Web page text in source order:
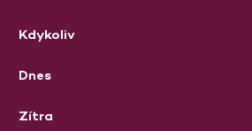
Kdykoliv
Dnes
Zítra